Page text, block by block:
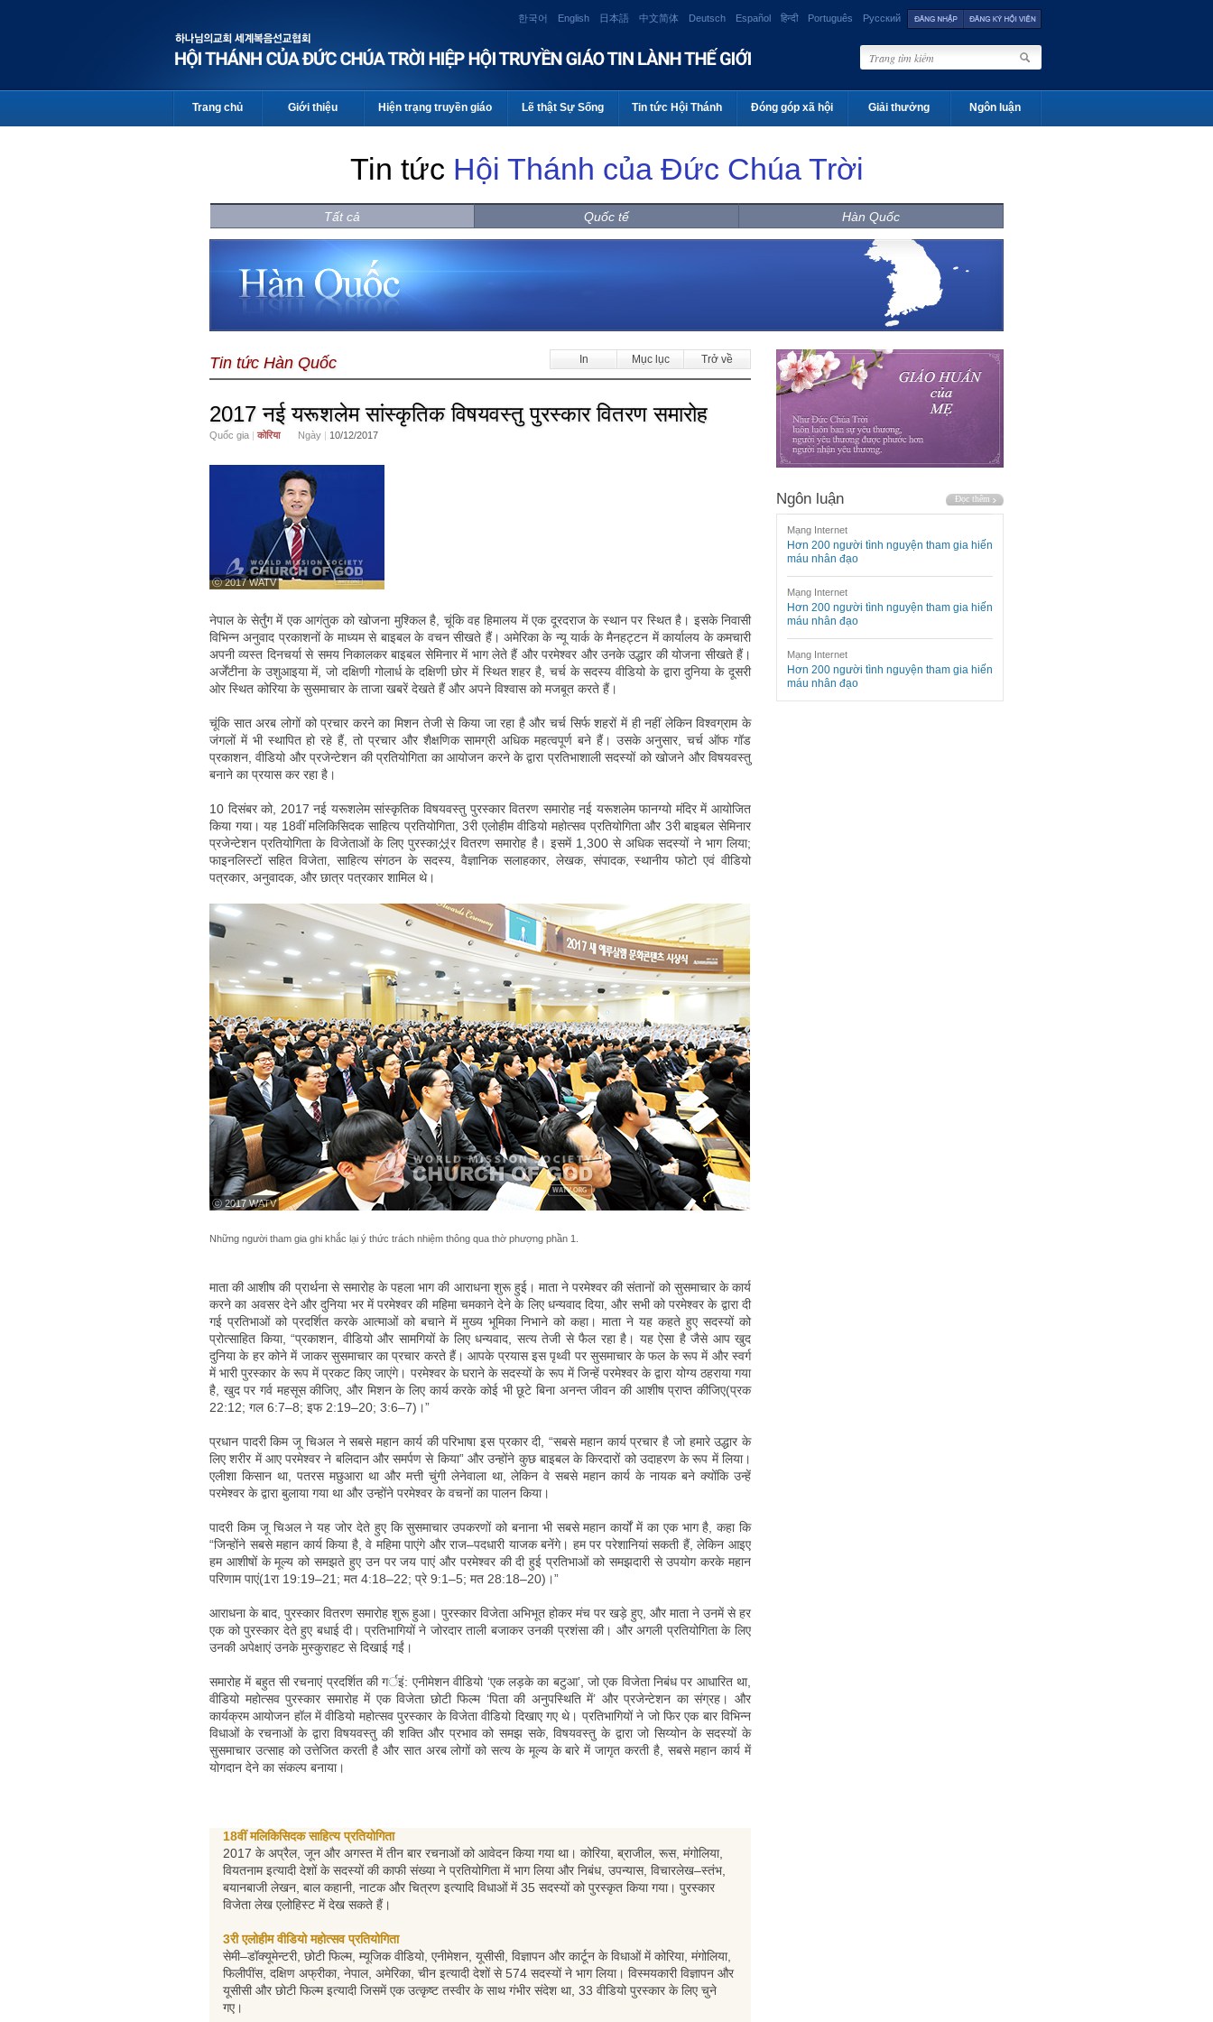
한국어 English 日本語 中文简体 Deutsch Español हिन्दी Português Русский
Trang chủ Giới thiệu Hiện trạng truyền giáo Lẽ thật Sự Sống Tin tức Hội Thánh Đóng góp xã hội Giải thưởng Ngôn luận
Tin tức Hội Thánh của Đức Chúa Trời
Tất cả Quốc tế Hàn Quốc
Tin tức Hàn Quốc In Mục lục Trở về
2017 नई यरूशलेम सांस्कृतिक विषयवस्तु पुरस्कार वितरण समारोह
Quốc gia | कोरिया Ngày | 10/12/2017
ⓒ 2017 WATV
नेपाल के सेर्तुंग में एक आगंतुक को खोजना मुश्किल है, चूंकि वह हिमालय में एक दूरदराज के स्थान पर स्थित है। इसके निवासी
विभिन्न अनुवाद प्रकाशनों के माध्यम से बाइबल के वचन सीखते हैं। अमेरिका के न्यू यार्क के मैनहट्टन में कार्यालय के कमचारी
अपनी व्यस्त दिनचर्या से समय निकालकर बाइबल सेमिनार में भाग लेते हैं और परमेश्वर और उनके उद्धार की योजना सीखते हैं।
अर्जेंटीना के उशुआइया में, जो दक्षिणी गोलार्ध के दक्षिणी छोर में स्थित शहर है, चर्च के सदस्य वीडियो के द्वारा दुनिया के दूसरी
ओर स्थित कोरिया के सुसमाचार के ताजा खबरें देखते हैं और अपने विश्वास को मजबूत करते हैं।
चूंकि सात अरब लोगों को प्रचार करने का मिशन तेजी से किया जा रहा है और चर्च सिर्फ शहरों में ही नहीं लेकिन विश्वग्राम के
जंगलों में भी स्थापित हो रहे हैं, तो प्रचार और शैक्षणिक सामग्री अधिक महत्वपूर्ण बने हैं। उसके अनुसार, चर्च ऑफ गॉड
प्रकाशन, वीडियो और प्रजेन्टेशन की प्रतियोगिता का आयोजन करने के द्वारा प्रतिभाशाली सदस्यों को खोजने और विषयवस्तु
बनाने का प्रयास कर रहा है।
10 दिसंबर को, 2017 नई यरूशलेम सांस्कृतिक विषयवस्तु पुरस्कार वितरण समारोह नई यरूशलेम फानग्यो मंदिर में आयोजित
किया गया। यह 18वीं मलिकिसिदक साहित्य प्रतियोगिता, 3री एलोहीम वीडियो महोत्सव प्रतियोगिता और 3री बाइबल सेमिनार
प्रजेन्टेशन प्रतियोगिता के विजेताओं के लिए पुरस्का셨र वितरण समारोह है। इसमें 1,300 से अधिक सदस्यों ने भाग लिया;
फाइनलिस्टों सहित विजेता, साहित्य संगठन के सदस्य, वैज्ञानिक सलाहकार, लेखक, संपादक, स्थानीय फोटो एवं वीडियो
पत्रकार, अनुवादक, और छात्र पत्रकार शामिल थे।
ⓒ 2017 WATV
Những người tham gia ghi khắc lại ý thức trách nhiệm thông qua thờ phượng phần 1.
माता की आशीष की प्रार्थना से समारोह के पहला भाग की आराधना शुरू हुई। माता ने परमेश्वर की संतानों को सुसमाचार के कार्य
करने का अवसर देने और दुनिया भर में परमेश्वर की महिमा चमकाने देने के लिए धन्यवाद दिया, और सभी को परमेश्वर के द्वारा दी
गई प्रतिभाओं को प्रदर्शित करके आत्माओं को बचाने में मुख्य भूमिका निभाने को कहा। माता ने यह कहते हुए सदस्यों को
प्रोत्साहित किया, “प्रकाशन, वीडियो और सामगियों के लिए धन्यवाद, सत्य तेजी से फैल रहा है। यह ऐसा है जैसे आप खुद
दुनिया के हर कोने में जाकर सुसमाचार का प्रचार करते हैं। आपके प्रयास इस पृथ्वी पर सुसमाचार के फल के रूप में और स्वर्ग
में भारी पुरस्कार के रूप में प्रकट किए जाएंगे। परमेश्वर के घराने के सदस्यों के रूप में जिन्हें परमेश्वर के द्वारा योग्य ठहराया गया
है, खुद पर गर्व महसूस कीजिए, और मिशन के लिए कार्य करके कोई भी छूटे बिना अनन्त जीवन की आशीष प्राप्त कीजिए(प्रक
22:12; गल 6:7–8; इफ 2:19–20; 3:6–7)।”
प्रधान पादरी किम जू चिअल ने सबसे महान कार्य की परिभाषा इस प्रकार दी, “सबसे महान कार्य प्रचार है जो हमारे उद्धार के
लिए शरीर में आए परमेश्वर ने बलिदान और समर्पण से किया” और उन्होंने कुछ बाइबल के किरदारों को उदाहरण के रूप में लिया।
एलीशा किसान था, पतरस मछुआरा था और मत्ती चुंगी लेनेवाला था, लेकिन वे सबसे महान कार्य के नायक बने क्योंकि उन्हें
परमेश्वर के द्वारा बुलाया गया था और उन्होंने परमेश्वर के वचनों का पालन किया।
पादरी किम जू चिअल ने यह जोर देते हुए कि सुसमाचार उपकरणों को बनाना भी सबसे महान कार्यों में का एक भाग है, कहा कि
“जिन्होंने सबसे महान कार्य किया है, वे महिमा पाएंगे और राज–पदधारी याजक बनेंगे। हम पर परेशानियां सकती हैं, लेकिन आइए
हम आशीषों के मूल्य को समझते हुए उन पर जय पाएं और परमेश्वर की दी हुई प्रतिभाओं को समझदारी से उपयोग करके महान
परिणाम पाएं(1रा 19:19–21; मत 4:18–22; प्रे 9:1–5; मत 28:18–20)।”
आराधना के बाद, पुरस्कार वितरण समारोह शुरू हुआ। पुरस्कार विजेता अभिभूत होकर मंच पर खड़े हुए, और माता ने उनमें से हर
एक को पुरस्कार देते हुए बधाई दी। प्रतिभागियों ने जोरदार ताली बजाकर उनकी प्रशंसा की। और अगली प्रतियोगिता के लिए
उनकी अपेक्षाएं उनके मुस्कुराहट से दिखाई गईं।
समारोह में बहुत सी रचनाएं प्रदर्शित की गर्इं: एनीमेशन वीडियो ‘एक लड़के का बटुआ’, जो एक विजेता निबंध पर आधारित था,
वीडियो महोत्सव पुरस्कार समारोह में एक विजेता छोटी फिल्म ‘पिता की अनुपस्थिति में’ और प्रजेन्टेशन का संग्रह। और
कार्यक्रम आयोजन हॉल में वीडियो महोत्सव पुरस्कार के विजेता वीडियो दिखाए गए थे। प्रतिभागियों ने जो फिर एक बार विभिन्न
विधाओं के रचनाओं के द्वारा विषयवस्तु की शक्ति और प्रभाव को समझ सके, विषयवस्तु के द्वारा जो सिय्योन के सदस्यों के
सुसमाचार उत्साह को उत्तेजित करती है और सात अरब लोगों को सत्य के मूल्य के बारे में जागृत करती है, सबसे महान कार्य में
योगदान देने का संकल्प बनाया।
18वीं मलिकिसिदक साहित्य प्रतियोगिता
2017 के अप्रैल, जून और अगस्त में तीन बार रचनाओं को आवेदन किया गया था। कोरिया, ब्राजील, रूस, मंगोलिया,
वियतनाम इत्यादी देशों के सदस्यों की काफी संख्या ने प्रतियोगिता में भाग लिया और निबंध, उपन्यास, विचारलेख–स्तंभ,
बयानबाजी लेखन, बाल कहानी, नाटक और चित्रण इत्यादि विधाओं में 35 सदस्यों को पुरस्कृत किया गया। पुरस्कार
विजेता लेख एलोहिस्ट में देख सकते हैं।
3री एलोहीम वीडियो महोत्सव प्रतियोगिता
सेमी–डॉक्यूमेन्टरी, छोटी फिल्म, म्यूजिक वीडियो, एनीमेशन, यूसीसी, विज्ञापन और कार्टून के विधाओं में कोरिया, मंगोलिया,
फिलीपींस, दक्षिण अफ्रीका, नेपाल, अमेरिका, चीन इत्यादी देशों से 574 सदस्यों ने भाग लिया। विस्मयकारी विज्ञापन और
यूसीसी और छोटी फिल्म इत्यादी जिसमें एक उत्कृष्ट तस्वीर के साथ गंभीर संदेश था, 33 वीडियो पुरस्कार के लिए चुने
गए।
Ngôn luận
Mạng Internet
Hơn 200 người tình nguyện tham gia hiến
máu nhân đạo
Mạng Internet
Hơn 200 người tình nguyện tham gia hiến
máu nhân đạo
Mạng Internet
Hơn 200 người tình nguyện tham gia hiến
máu nhân đạo